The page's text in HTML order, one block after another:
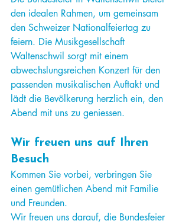
den idealen Rahmen, um gemeinsam
den Schweizer Nationalfeiertag zu
feiern. Die Musikgesellschaft
Waltenschwil sorgt mit einem
abwechslungsreichen Konzert für den
passenden musikalischen Auftakt und
lädt die Bevölkerung herzlich ein, den
Abend mit uns zu geniessen.
Wir freuen uns auf Ihren
Besuch
Kommen Sie vorbei, verbringen Sie
einen gemütlichen Abend mit Familie
und Freunden.
Wir freuen uns darauf, die Bundesfeier